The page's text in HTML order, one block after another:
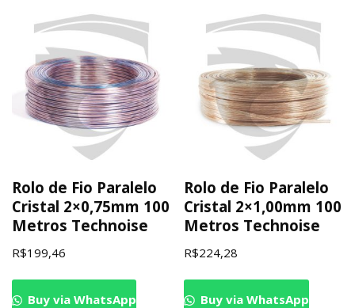
Rolo de Fio Paralelo
Cristal 2×0,75mm 100
Metros Technoise
R$199,46
Buy via WhatsApp
Rolo de Fio Paralelo
Cristal 2×1,00mm 100
Metros Technoise
R$224,28
Buy via WhatsApp